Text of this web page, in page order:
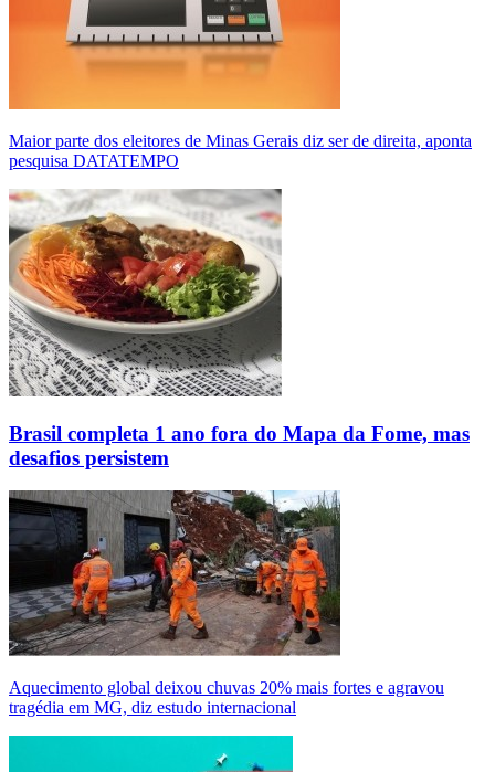
Maior parte dos eleitores de Minas Gerais diz ser de direita, aponta
pesquisa DATATEMPO
Brasil completa 1 ano fora do Mapa da Fome, mas
desafios persistem
Aquecimento global deixou chuvas 20% mais fortes e agravou
tragédia em MG, diz estudo internacional